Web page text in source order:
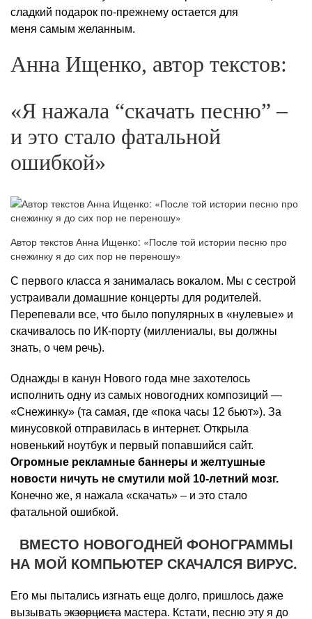
сладкий подарок по-прежнему остается для
меня самым желанным.
Анна Ищенко, автор текстов:
«Я нажала “скачать песню” –
и это стало фатальной
ошибкой»
Автор текстов Анна Ищенко: «После той истории песню про
снежинку я до сих пор не переношу»
С первого класса я занималась вокалом. Мы с сестрой
устраивали домашние концерты для родителей.
Перепевали все, что было популярных в «нулевые» и
скачивалось по ИК-порту (миллениалы, вы должны
знать, о чем речь).
Однажды в канун Нового года мне захотелось
исполнить одну из самых новогодних композиций —
«Снежинку» (та самая, где «пока часы 12 бьют»). За
минусовкой отправилась в интернет. Открыла
новенький ноутбук и первый попавшийся сайт.
Огромные рекламные баннеры и желтушные
новости ничуть не смутили мой 10-летний мозг.
Конечно же, я нажала «скачать» – и это стало
фатальной ошибкой.
ВМЕСТО НОВОГОДНЕЙ ФОНОГРАММЫ
НА МОЙ КОМПЬЮТЕР СКАЧАЛСЯ ВИРУС.
Его мы пытались изгнать еще долго, пришлось даже
вызывать экзорциста мастера. Кстати, песню эту я до